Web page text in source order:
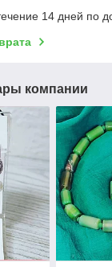
14 дней по
компании